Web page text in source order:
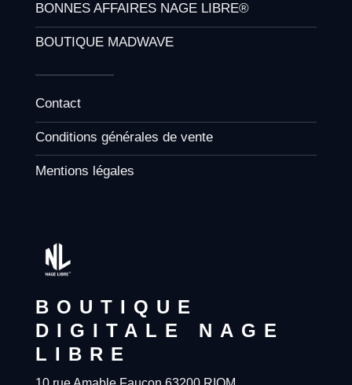
BOUTIQUE
DIGITALE NAGE
LIBRE
BONNES AFFAIRES NAGE LIBRE®
BOUTIQUE MADWAVE
Contact
Conditions générales de vente
Mentions légales